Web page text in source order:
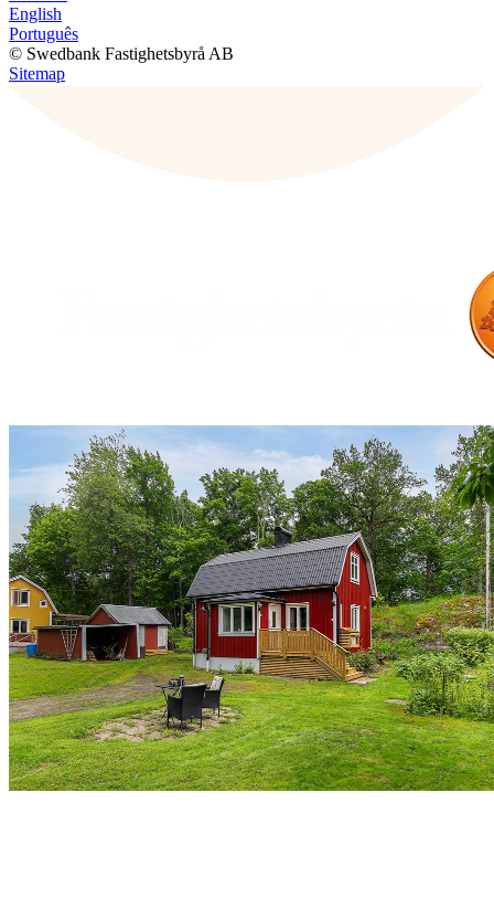
English
Português
© Swedbank Fastighetsbyrå AB
Sitemap